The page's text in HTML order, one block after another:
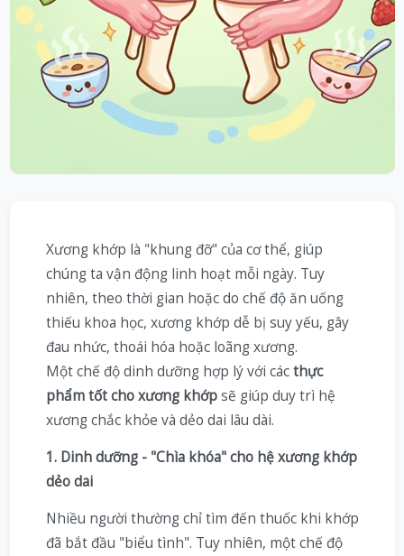
Xương khớp là "khung đỡ" của cơ thể, giúp
chúng ta vận động linh hoạt mỗi ngày. Tuy
nhiên, theo thời gian hoặc do chế độ ăn uống
thiếu khoa học, xương khớp dễ bị suy yếu, gây
đau nhức, thoái hóa hoặc loãng xương.
Một chế độ dinh dưỡng hợp lý với cácthực
phẩm tốt cho xương khớpsẽ giúp duy trì hệ
xương chắc khỏe và dẻo dai lâu dài.
1. Dinh dưỡng - "Chìa khóa" cho hệ xương khớp
dẻo dai
Nhiều người thường chỉ tìm đến thuốc khi khớp
đã bắt đầu "biểu tình". Tuy nhiên, một chế độ